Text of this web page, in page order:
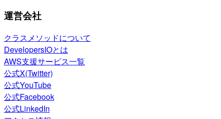
運営会社
クラスメソッドについて
DevelopersIOとは
AWS支援サービス一覧
公式X(Twitter)
公式YouTube
公式Facebook
公式LinkedIn